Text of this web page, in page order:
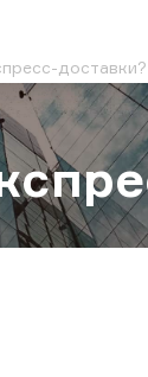
доставки?